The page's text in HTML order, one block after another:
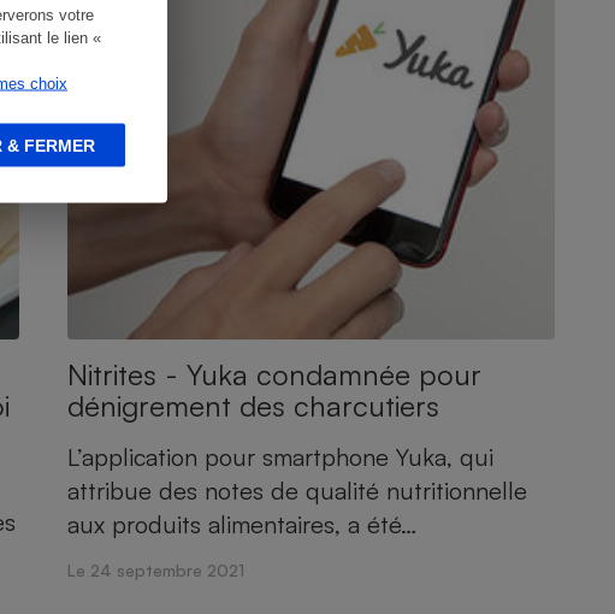
votre
le lien «
choix
& FERMER
Nitrites - Yuka condamnée pour
dénigrement des charcutiers
L’application pour smartphone Yuka, qui
attribue des notes de qualité nutritionnelle
aux produits alimentaires, a été…
Le 24 septembre 2021